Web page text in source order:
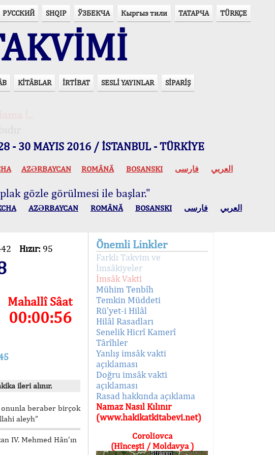
РУССКИЙ SHQIP ЎЗБЕКЧА Кыргыз тили ТАТАРЧА TÜRKÇE
KİTÂBLAR İRTİBAT SESLİ YAYINLAR SİPARİŞ
- 30 MAYIS 2016 / İSTANBUL - TÜRKİYE
AZӘRBAYCAN ROMÂNĂ BOSANSKI العربي فارسی
gözle görülmesi ile başlar."
AZӘRBAYCAN ROMÂNĂ BOSANSKI العربي فارسی
Hızır: 95
Mahallî Sâat
00:00:56
ileri alınır.
onunla beraber birçok
aleyh”
IV. Mehmed Hân’ın
Önemli Linkler
Farklı Takvim ve
İmsâkiyeler
İmsâk Vakti
Mühim Tenbîh
Temkin Müddeti
Rü'yet-i Hilâl
Hilâl Rasadları
Senelik Hicrî Kamerî
Târîhler
Yanlış imsâk vakti
açıklaması
Doğru imsâk vakti
açıklaması
Rasad hakkında açıklama
Namaz Nasıl Kılınır
(www.hakikatkitabevi.net)
Coroliovca
(Hînceşti / Moldavya )